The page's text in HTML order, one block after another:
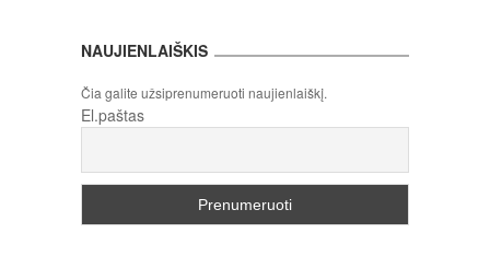
NAUJIENLAIŠKIS
Čia galite užsiprenumeruoti naujienlaiškį.
El.paštas